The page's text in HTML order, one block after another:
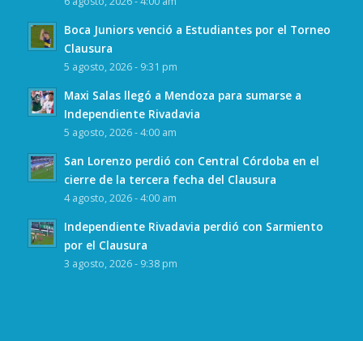
Boca Juniors venció a Estudiantes por el Torneo
Clausura
5 agosto, 2026 - 9:31 pm
Maxi Salas llegó a Mendoza para sumarse a
Independiente Rivadavia
5 agosto, 2026 - 4:00 am
San Lorenzo perdió con Central Córdoba en el
cierre de la tercera fecha del Clausura
4 agosto, 2026 - 4:00 am
Independiente Rivadavia perdió con Sarmiento
por el Clausura
3 agosto, 2026 - 9:38 pm